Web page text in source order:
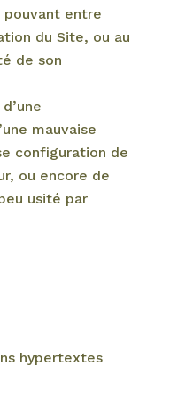
entre
du Site, ou au
de son
mauvaise
configuration de
ou encore de
usité par
hypertextes